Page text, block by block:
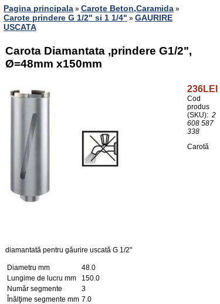
Pagina principala » Carote Beton,Caramida »
Carote prindere G 1/2" si 1 1/4" » GAURIRE
USCATA
Carota Diamantata ,prindere G1/2",
Ø=48mm x150mm
236LEI
Cod
produs
(SKU): 2
608 587
338
Carotă
diamantată pentru găurire uscată G 1/2"
Diametru mm
48.0
Lungime de lucru mm
150.0
Număr segmente
3
Înălţime segmente mm 7.0